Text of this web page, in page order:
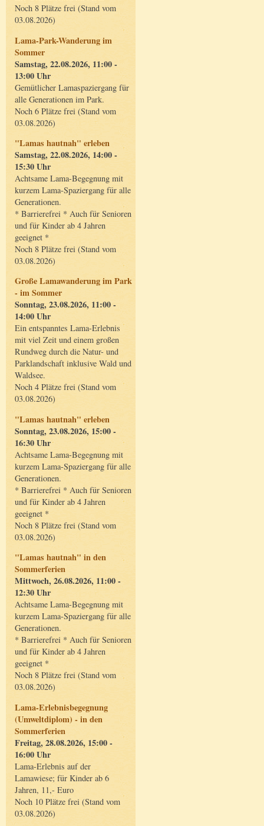
Noch 8 Plätze frei (Stand vom
03.08.2026)
Lama-Park-Wanderung im
Sommer
Samstag, 22.08.2026, 11:00 -
13:00 Uhr
Gemütlicher Lamaspaziergang für
alle Generationen im Park.
Noch 6 Plätze frei (Stand vom
03.08.2026)
"Lamas hautnah" erleben
Samstag, 22.08.2026, 14:00 -
15:30 Uhr
Achtsame Lama-Begegnung mit
kurzem Lama-Spaziergang für alle
Generationen.
* Barrierefrei * Auch für Senioren
und für Kinder ab 4 Jahren
geeignet *
Noch 8 Plätze frei (Stand vom
03.08.2026)
Große Lamawanderung im Park
- im Sommer
Sonntag, 23.08.2026, 11:00 -
14:00 Uhr
Ein entspanntes Lama-Erlebnis
mit viel Zeit und einem großen
Rundweg durch die Natur- und
Parklandschaft inklusive Wald und
Waldsee.
Noch 4 Plätze frei (Stand vom
03.08.2026)
"Lamas hautnah" erleben
Sonntag, 23.08.2026, 15:00 -
16:30 Uhr
Achtsame Lama-Begegnung mit
kurzem Lama-Spaziergang für alle
Generationen.
* Barrierefrei * Auch für Senioren
und für Kinder ab 4 Jahren
geeignet *
Noch 8 Plätze frei (Stand vom
03.08.2026)
"Lamas hautnah" in den
Sommerferien
Mittwoch, 26.08.2026, 11:00 -
12:30 Uhr
Achtsame Lama-Begegnung mit
kurzem Lama-Spaziergang für alle
Generationen.
* Barrierefrei * Auch für Senioren
und für Kinder ab 4 Jahren
geeignet *
Noch 8 Plätze frei (Stand vom
03.08.2026)
Lama-Erlebnisbegegnung
(Umweltdiplom) - in den
Sommerferien
Freitag, 28.08.2026, 15:00 -
16:00 Uhr
Lama-Erlebnis auf der
Lamawiese; für Kinder ab 6
Jahren, 11,- Euro
Noch 10 Plätze frei (Stand vom
03.08.2026)